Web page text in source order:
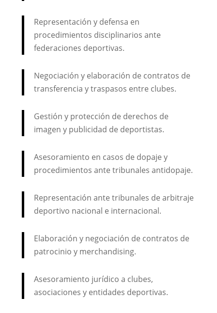
Representación y defensa en
procedimientos disciplinarios ante
federaciones deportivas.
Negociación y elaboración de contratos de
transferencia y traspasos entre clubes.
Gestión y protección de derechos de
imagen y publicidad de deportistas.
Asesoramiento en casos de dopaje y
procedimientos ante tribunales antidopaje.
Representación ante tribunales de arbitraje
deportivo nacional e internacional.
Elaboración y negociación de contratos de
patrocinio y merchandising.
Asesoramiento jurídico a clubes,
asociaciones y entidades deportivas.